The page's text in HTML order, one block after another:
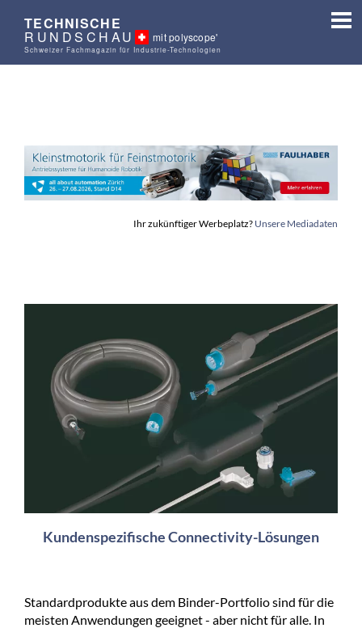
TECHNISCHE
RUNDSCHAU mit polyscope'
Schweizer Fachmagazin für Industrie-Technologien
Ihr zukünftiger Werbeplatz? Unsere Mediadaten
Kundenspezifische Connectivity-Lösungen
Standardprodukte aus dem Binder-Portfolio sind für die
meisten Anwendungen geeignet - aber nicht für alle. In